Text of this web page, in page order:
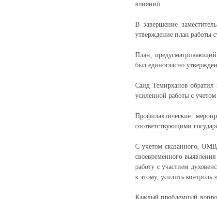
влияний.
В завершение
утверждение план работы
План,
был единогласно
Саид Темирханов обратил
усиленной работы с
Профилактические
соответствующими
С учетом сказанного,
своевременного
работу с участием
к этому, усилить
Каждый проблемный